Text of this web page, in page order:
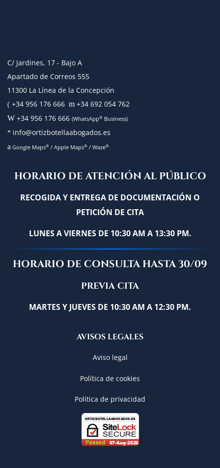
C/ Jardines, 17 - Bajo A
Apartado de Correos 555
11300 La Línea de la Concepción
( +34 956 176 666 m +34 692 054 762
W +34 956 176 666 (WhatsApp® Business)
* info@ortizbotellaabogados.es
a Google Maps® / Apple Maps® / Waze®
HORARIO DE ATENCIÓN AL PÚBLICO
RECOGIDA Y ENTREGA DE DOCUMENTACIÓN O
PETICIÓN DE CITA
LUNES A VIERNES DE 10:30 AM A 13:30 PM.
HORARIO DE CONSULTA HASTA 30/09
PREVIA CITA
MARTES Y JUEVES DE 10:30 AM A 12:30 PM.
AVISOS LEGALES
Aviso legal
Política de cookies
Política de privacidad